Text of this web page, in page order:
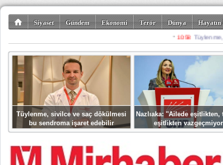
Siyaset Gündem Ekonomi Terör Dünya
Spor Misafir
Tüylenme, sivilce ve saç dökülmesi
bu sendroma işaret edebilir
Nazlıaka: ''Ailede eşitlikten,
eşitlikten